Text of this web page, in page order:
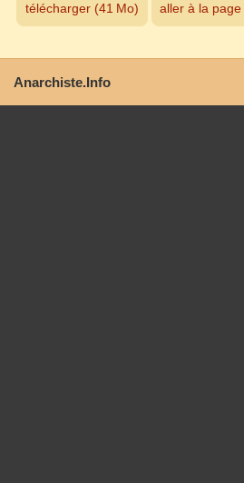
télécharger (41 Mo) aller à la
Anarchiste.Info